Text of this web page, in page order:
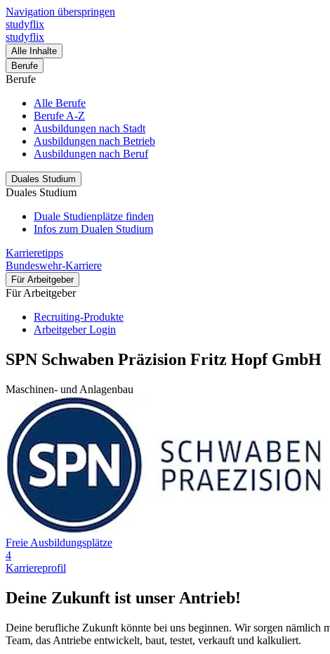
Navigation überspringen
studyflix
studyflix
Alle Inhalte
Berufe
Berufe
Alle Berufe
Berufe A-Z
Ausbildungen nach Stadt
Ausbildungen nach Betrieb
Ausbildungen nach Beruf
Duales Studium
Duales Studium
Duale Studienplätze finden
Infos zum Dualen Studium
Karrieretipps
Bundeswehr-Karriere
Für Arbeitgeber
Für Arbeitgeber
Recruiting-Produkte
Arbeitgeber Login
SPN Schwaben Präzision Fritz Hopf GmbH
Maschinen- und Anlagenbau
Freie Ausbildungsplätze
4
Karriereprofil
Deine Zukunft ist unser Antrieb!
Deine berufliche Zukunft könnte bei uns beginnen. Wir sorgen
Team, das Antriebe entwickelt, baut, testet, verkauft und kalkuliert.